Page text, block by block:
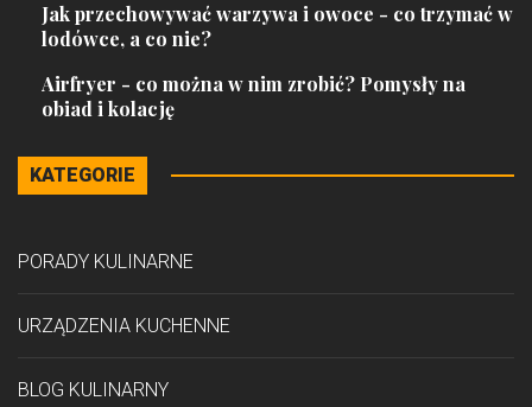
Jak przechowywać warzywa i owoce - co trzymać w
lodówce, a co nie?
Airfryer - co można w nim zrobić? Pomysły na
obiad i kolację
KATEGORIE
PORADY KULINARNE
URZĄDZENIA KUCHENNE
BLOG KULINARNY